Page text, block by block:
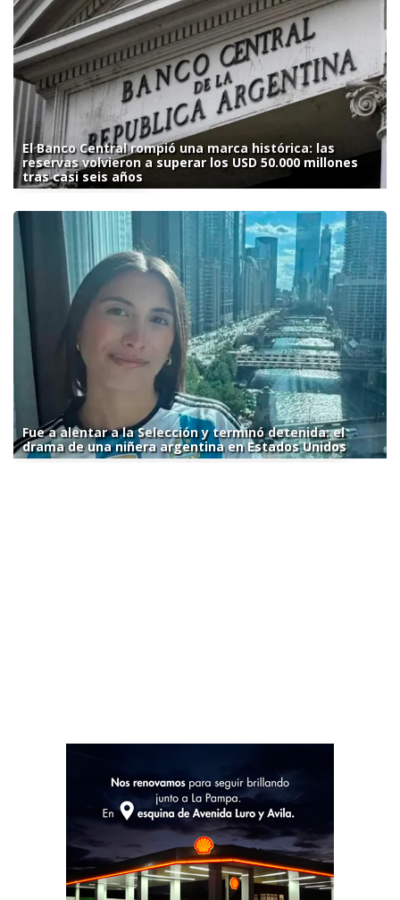
El Banco Central rompió una marca histórica: las
reservas volvieron a superar los USD 50.000 millones
tras casi seis años
Fue a alentar a la Selección y terminó detenida: el
drama de una niñera argentina en Estados Unidos